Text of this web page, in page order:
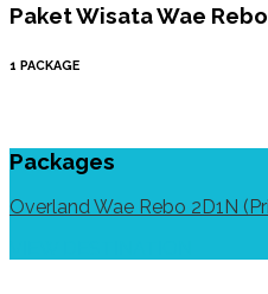
Paket Wisata Wae Rebo
1 PACKAGE
Packages
Overland Wae Rebo 2D1N